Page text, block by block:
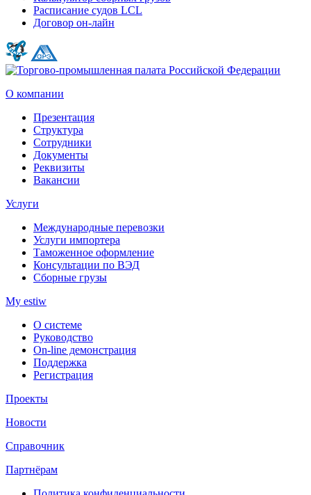
Расписание судов LCL
Договор он-лайн
О компании
Презентация
Структура
Сотрудники
Документы
Реквизиты
Вакансии
Услуги
Международные перевозки
Услуги импортера
Таможенное оформление
Консультации по ВЭД
Сборные грузы
My estiw
О системе
Руководство
On-line демонстрация
Поддержка
Регистрация
Проекты
Новости
Справочник
Партнёрам